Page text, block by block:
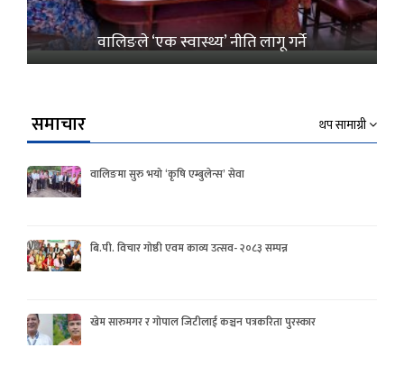
वालिङले ‘एक स्वास्थ्य’ नीति लागू गर्ने
समाचार थप सामाग्री
वालिङमा सुरु भयो ‘कृषि एम्बुलेन्स’ सेवा
बि.पी. विचार गोष्ठी एवम काव्य उत्सव- २०८३ सम्पन्न
खेम सारुमगर र गोपाल जिटीलाई कञ्चन पत्रकरिता पुरस्कार